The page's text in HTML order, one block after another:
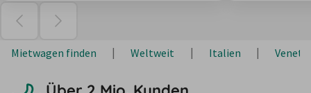
Mietwagen finden Weltweit Italien